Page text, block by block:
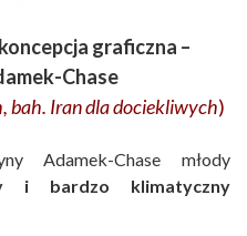
graficzna –
Chase
bah. Iran dla dociekliwych)
Adamek-Chase młody
i bardzo klimatyczny